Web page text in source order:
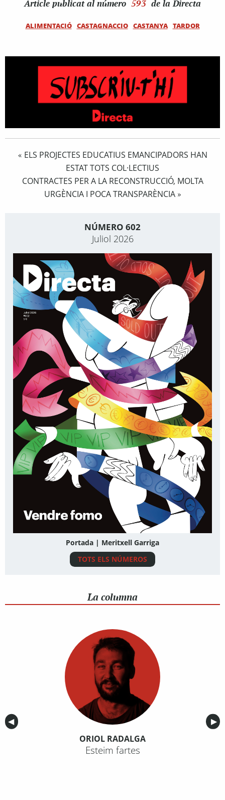
Article publicat al número 593 de la Directa
ALIMENTACIÓ CASTAGNACCIO CASTANYA TARDOR
« ELS PROJECTES EDUCATIUS EMANCIPADORS HAN
ESTAT TOTS COL·LECTIUS
CONTRACTES PER A LA RECONSTRUCCIÓ, MOLTA
URGÈNCIA I POCA TRANSPARÈNCIA»
NÚMERO 602
Juliol 2026
Portada | Meritxell Garriga
TOTS ELS NÚMEROS
La columna
Anterior
◀︎ ▶︎
ORIOL RADALGA
Esteim fartes